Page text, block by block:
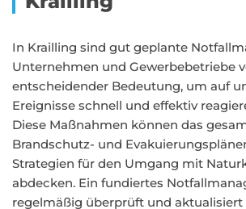
In Krailling sind gut geplante
Unternehmen und Gewerbebetriebe
entscheidender Bedeutung, um auf
Ereignisse schnell und effektiv
Diese Maßnahmen können das
Brandschutz- und
Strategien für den Umgang mit
abdecken. Ein fundiertes
regelmäßig überprüft und aktualisiert